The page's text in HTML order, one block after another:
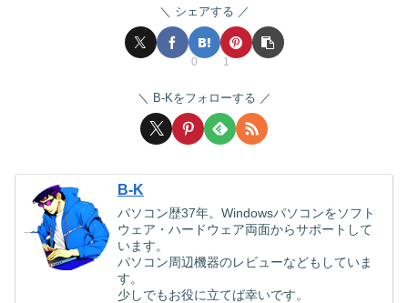
シェアする
0 1
B-Kをフォローする
B-K
パソコン歴37年。Windowsパソコンをソフト
ウェア・ハードウェア両面からサポートして
います。
パソコン周辺機器のレビューなどもしていま
す。
少しでもお役に立てば幸いです。